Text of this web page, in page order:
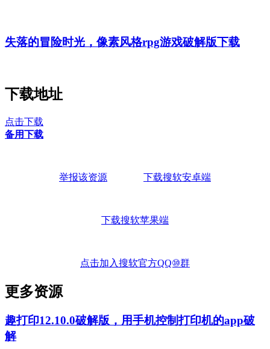
失落的冒险时光，像素风格rpg游戏破解版下载
下载地址
点击下载
备用下载
举报该资源 下载搜软安卓端
下载搜软苹果端
点击加入搜软官方QQ⑩群
更多资源
趣打印12.10.0破解版，用手机控制打印机的app破
解